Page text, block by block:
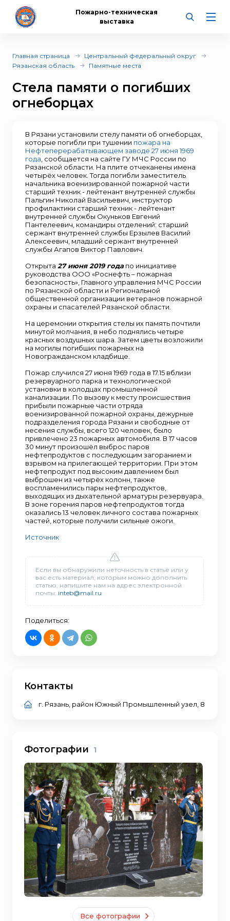
Пожарно-техническая
выставка
Главная страница
Центральный федеральный округ
Рязанская область
Памятные места
Стела памяти о погибших
огнеборцах
В Рязани установили стелу памяти об огнеборцах,
которые погибли при тушении пожара на
Нефтеперерабатывающем заводе 27 июня 1969
года , сообщается на сайте ГУ МЧС России по
Рязанской области. На плите отчеканены имена
четырёх человек. Тогда погибли заместитель
начальника военизированной пожарной части
старший техник - лейтенант внутренней службы
Пальгин Николай Васильевич, инструктор
профилактики старший техник - лейтенант
внутренней службы Окуньков Евгений
Пантелеевич, командиры отделений: старший
сержант внутренней службы Ерзылев Василий
Алексеевич, младший сержант внутренней
службы Агапов Виктор Павлович.
Открыта 27 июня 2019 годапо инициативе
руководства ООО «Роснефть – пожарная
безопасность», Главного управления МЧС России
по Рязанской области и Региональной
общественной организации ветеранов пожарной
охраны и спасателей Рязанской области.
На церемонии открытия стелы их память почтили
минутой молчания, в небо поднялись четыре
красных воздушных шара. Затем цветы возложили
на могилы погибших пожарных на
Новогражданском кладбище.
Пожар случился 27 июня 1969 года в 17.15 вблизи
резервуарного парка и технологической
установки в колодцах промышленной
канализации. По вызову к месту происшествия
прибыли пожарные части отряда
военизированной пожарной охраны, дежурные
подразделения города Рязани и свободные от
несения службы, всего 120 человек, было
привлечено 23 пожарных автомобиля. В 17 часов
30 минут произошёл выброс паров
нефтепродуктов с последующим загоранием и
взрывом на прилегающей территории. При этом
нефтепродукт под высоким давлением был
выброшен из четырёх колонн, также
воспламенились пары нефтепродуктов,
выходящих из дыхательной арматуры резервуара.
В зоне горения паров нефтепродуктов тогда
оказались 13 человек личного состава пожарных
частей, которые получили сильные ожоги.
Источник
Если вы обнаружили неточность в статье или у
вас есть материал, которым можно дополнить
статью, напишите нам на адрес электронной
почты: inteb@mail.ru
Поделиться:
Контакты
г. Рязань, район Южный Промышленный узел, 8
Фотографии 1
Все фотографии